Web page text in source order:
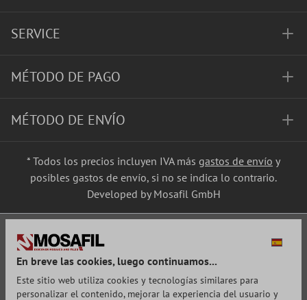
SERVICE
MÉTODO DE PAGO
MÉTODO DE ENVÍO
* Todos los precios incluyen IVA más gastos de envío y
posibles gastos de envío, si no se indica lo contrario.
Developed by Mosafil GmbH
En breve las cookies, luego continuamos...
Este sitio web utiliza cookies y tecnologías similares para
personalizar el contenido, mejorar la experiencia del usuario y